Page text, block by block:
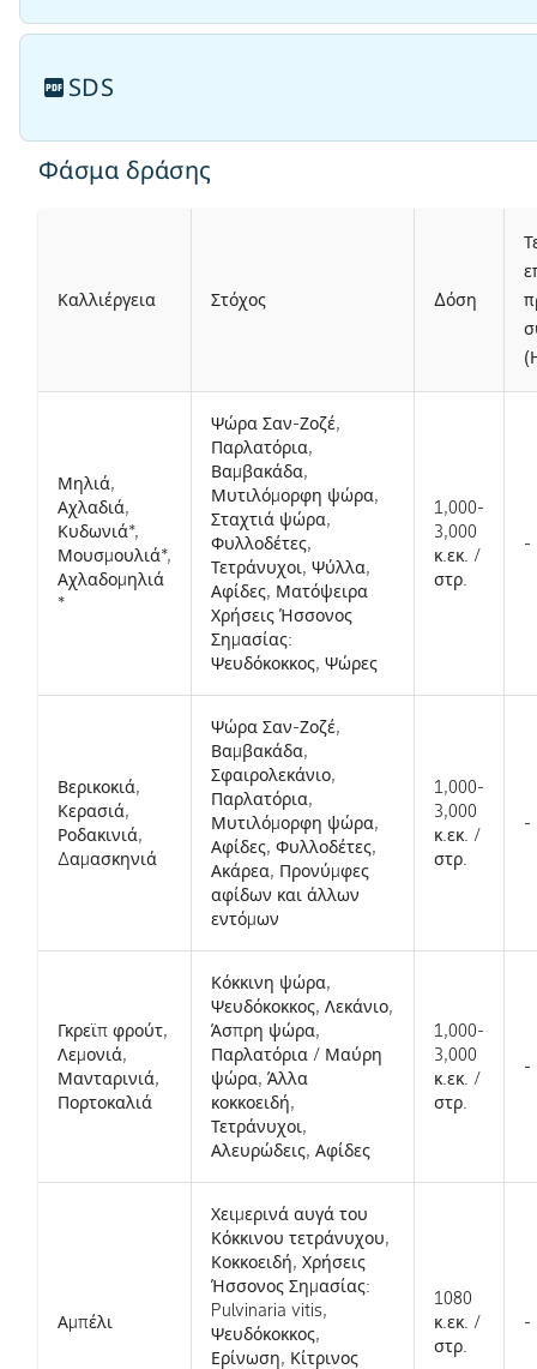
SDS
Φάσμα δράσης
Καλλιέργεια Στόχος Δόση
Μηλιά,
Αχλαδιά,
Κυδωνιά*,
Μουσμουλιά*,
Αχλαδομηλιά
*
Ψώρα Σαν-Ζοζέ,
Παρλατόρια,
Βαμβακάδα,
Μυτιλόμορφη ψώρα,
Σταχτιά ψώρα,
Φυλλοδέτες,
Τετράνυχοι, Ψύλλα,
Αφίδες, Ματόψειρα
Χρήσεις Ήσσονος
Σημασίας:
Ψευδόκοκκος, Ψώρες
1,000-
3,000
κ.εκ. /
στρ.
-
Βερικοκιά,
Κερασιά,
Ροδακινιά,
Δαμασκηνιά
Ψώρα Σαν-Ζοζέ,
Βαμβακάδα,
Σφαιρολεκάνιο,
Παρλατόρια,
Μυτιλόμορφη ψώρα,
Αφίδες, Φυλλοδέτες,
Ακάρεα, Προνύμφες
αφίδων και άλλων
εντόμων
1,000-
3,000
κ.εκ. /
στρ.
-
Γκρεϊπ φρούτ,
Λεμονιά,
Μανταρινιά,
Πορτοκαλιά
Κόκκινη ψώρα,
Ψευδόκοκκος, Λεκάνιο,
Άσπρη ψώρα,
Παρλατόρια / Μαύρη
ψώρα, Άλλα
κοκκοειδή,
Τετράνυχοι,
Αλευρώδεις, Αφίδες
1,000-
3,000
κ.εκ. /
στρ.
-
Αμπέλι
Χειμερινά αυγά του
Κόκκινου τετράνυχου,
Κοκκοειδή, Χρήσεις
Ήσσονος Σημασίας:
Pulvinaria vitis,
Ψευδόκοκκος,
Ερίνωση, Κίτρινος
1080
κ.εκ. /
στρ.
-